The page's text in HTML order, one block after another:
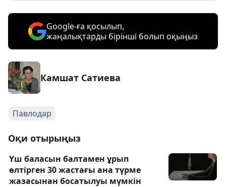
Google-ға қосылып,
жаңалықтарды бірінші болып оқыңыз
Камшат Сатиева
Павлодар
Оқи отырыңыз
Үш баласын балтамен ұрып
өлтірген 30 жастағы ана түрме
жазасынан босатылуы мүмкін